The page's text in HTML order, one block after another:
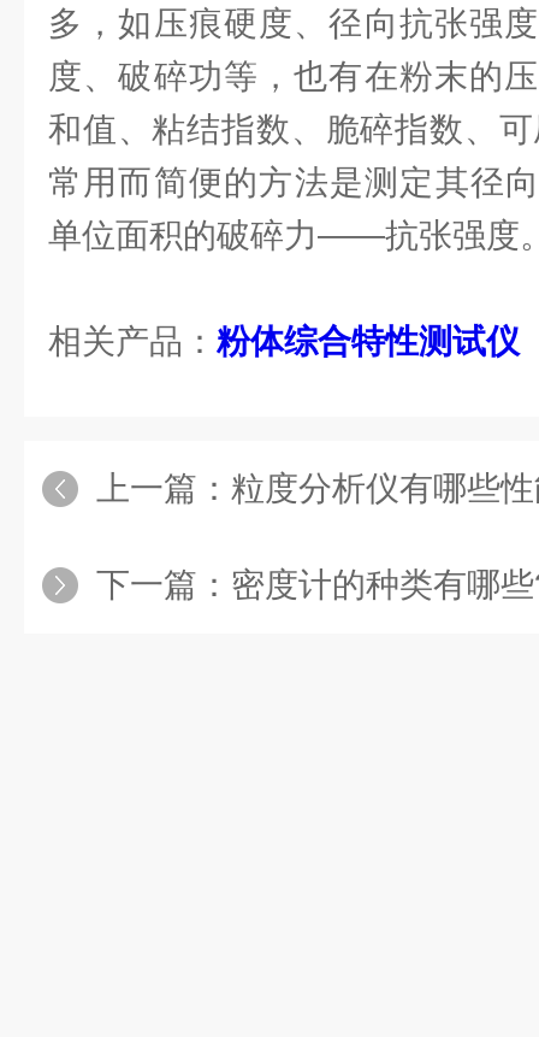
多，如压痕硬度、径向抗张强
度、破碎功等，也有在粉末的
和值、粘结指数、脆碎指数、
常用而简便的方法是测定其径
单位面积的破碎力——抗张强度
相关产品： 粉体综合特性测试仪
上一篇： 粒度分析仪有哪些
下一篇： 密度计的种类有哪